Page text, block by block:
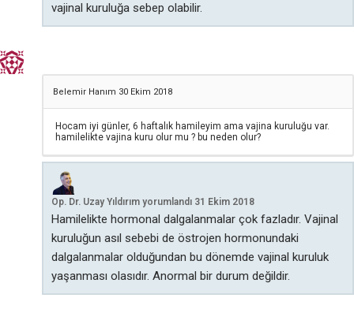
vajinal kuruluğa sebep olabilir.
Belemir Hanım 30 Ekim 2018
Hocam iyi günler, 6 haftalık hamileyim ama vajina kuruluğu var.
hamilelikte vajina kuru olur mu ? bu neden olur?
Op. Dr. Uzay Yıldırım yorumlandı 31 Ekim 2018
Hamilelikte hormonal dalgalanmalar çok fazladır. Vajinal
kuruluğun asıl sebebi de östrojen hormonundaki
dalgalanmalar olduğundan bu dönemde vajinal kuruluk
yaşanması olasıdır. Anormal bir durum değildir.